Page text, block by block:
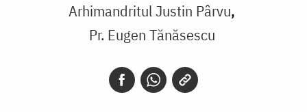
Arhimandritul Justin Pârvu
Pr. Eugen Tănăsescu